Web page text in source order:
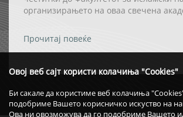
Овој веб сајт користи колачиња "Cookies"
Би сакале да користиме веб колачиња
подобриме Вашето корисничко искуство на
Ова ни овозможува да го подобриме Вашето
организирањето на оваа свечена
академско признание – титулата
Causa“ – да му биде доделена на Реис-
Прочитај повеќе